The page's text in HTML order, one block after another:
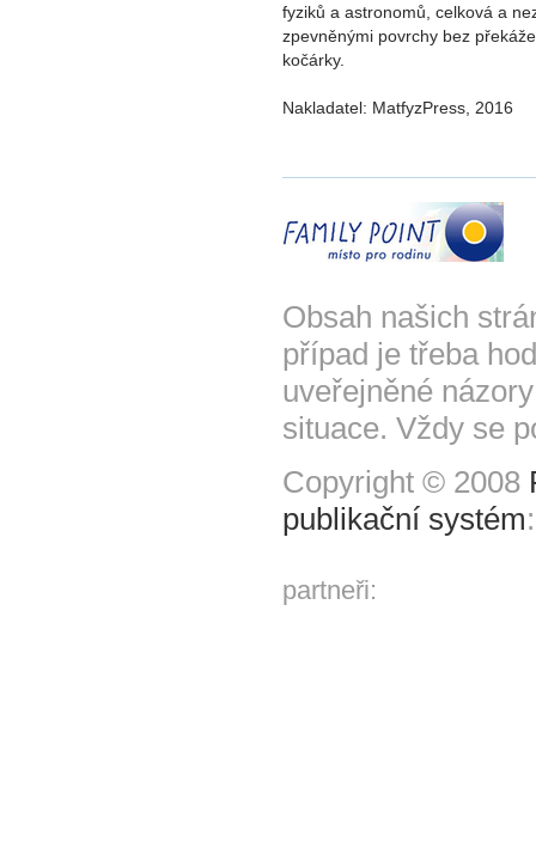
fyziků a astronomů, celková a
zpevněnými povrchy bez
kočárky.
Nakladatel: MatfyzPress, 2016
Obsah našich
případ je třeba
uveřejněné
situace. Vždy se
Copyright © 2008
publikační systém
partneři: